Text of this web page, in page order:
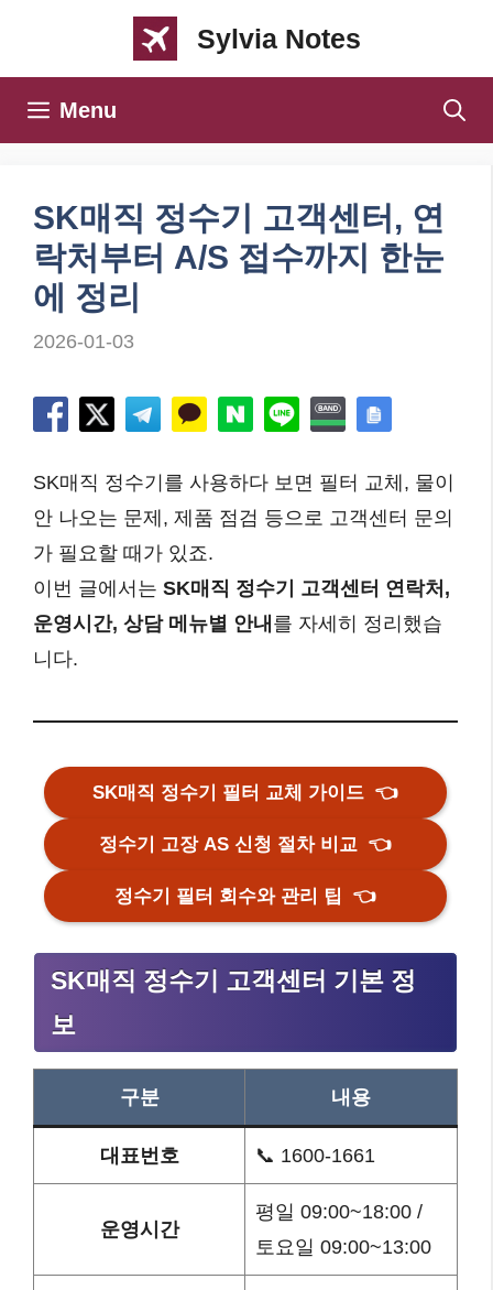
Sylvia Notes
Menu
SK매직 정수기 고객센터, 연
락처부터 A/S 접수까지 한눈
에 정리
2026-01-03
SK매직 정수기를 사용하다 보면 필터 교체, 물이
안 나오는 문제, 제품 점검 등으로 고객센터 문의
가 필요할 때가 있죠.
이번 글에서는 SK매직 정수기 고객센터 연락처,
운영시간, 상담 메뉴별 안내 를 자세히 정리했습
니다.
SK매직 정수기 필터 교체 가이드 👈
정수기 고장 AS 신청 절차 비교 👈
정수기 필터 회수와 관리 팁 👈
SK매직 정수기 고객센터 기본 정
보
구분 내용
대표번호 📞 1600-1661
운영시간
평일 09:00~18:00 /
토요일 09:00~13:00